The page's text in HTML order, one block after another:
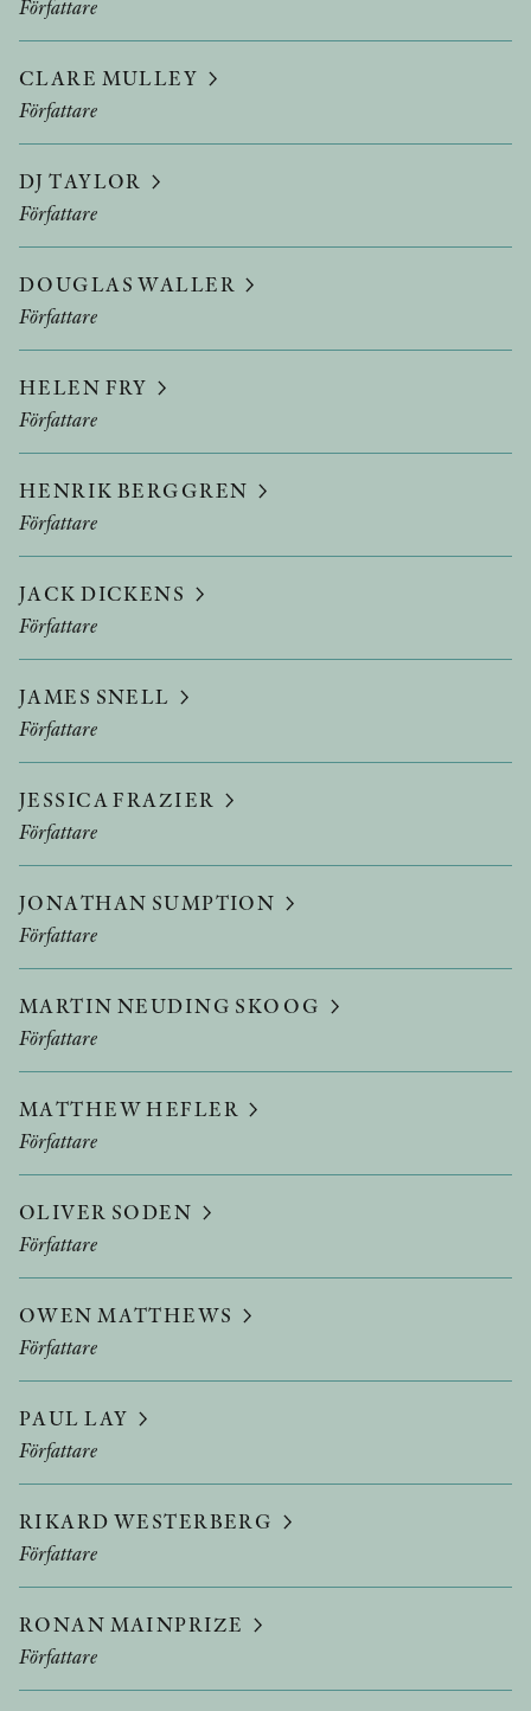
Författare
CLARE MULLEY
Författare
DJ TAYLOR
Författare
DOUGLAS WALLER
Författare
HELEN FRY
Författare
HENRIK BERGGREN
Författare
JACK DICKENS
Författare
JAMES SNELL
Författare
JESSICA FRAZIER
Författare
JONATHAN SUMPTION
Författare
MARTIN NEUDING SKOOG
Författare
MATTHEW HEFLER
Författare
OLIVER SODEN
Författare
OWEN MATTHEWS
Författare
PAUL LAY
Författare
RIKARD WESTERBERG
Författare
RONAN MAINPRIZE
Författare